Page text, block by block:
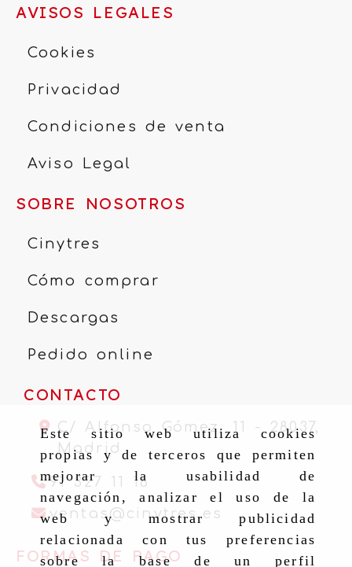
Este sitio web utiliza cookies
propias y de terceros que permiten
mejorar la usabilidad de
navegación, analizar el uso de la
web y mostrar publicidad
relacionada con tus preferencias
sobre la base de un perfil
AVISOS LEGALES
Cookies
Privacidad
Condiciones de venta
Aviso Legal
SOBRE NOSOTROS
Cinytres
Cómo comprar
Descargas
Pedido online
CONTACTO
C/ Alfonso Gómez, 11 - 28037,
Madrid
91 327 11 16
ventas cinytres.es ventas
FORMAS DE PAGO